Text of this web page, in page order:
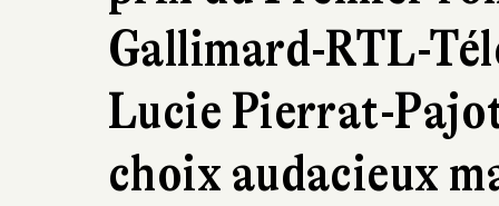
Gallimard-RTL-
Lucie Pierrat-
choix audacieux